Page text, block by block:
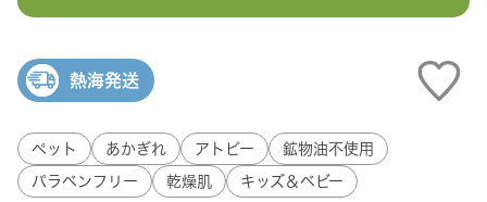
熱海発送
ペット あかぎれ アトピー 鉱物油不使用
パラベンフリー 乾燥肌 キッズ＆ベビー